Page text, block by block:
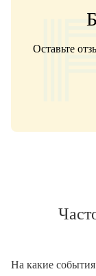
Оставьте
На какие